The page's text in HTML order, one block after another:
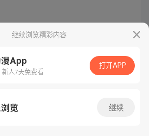
的主演
继续浏览精彩内容
App
新人7天免费看
打开APP
览 继续
案/许可证号：粤B2-20090059-5
- 2026 Tencent. All Rights Reserved